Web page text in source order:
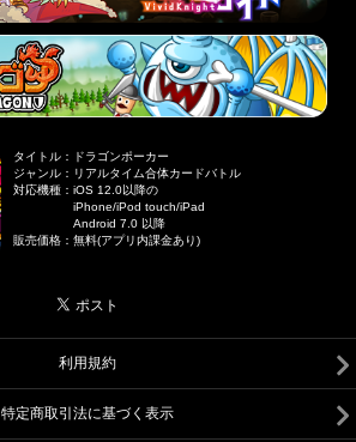
タイトル ：
ドラゴンポーカー
ジャンル ： リアルタイム合体カードバトル
対応機種 ：iOS 12.0以降の
iPhone/iPod touch/iPad
Android 7.0 以降
販売価格 ：無料(アプリ内課金あり)
利用規約
特定商取引法に基づく表示